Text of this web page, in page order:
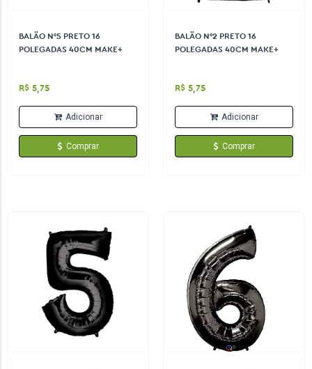
BALÃO N°5 PRETO 16
POLEGADAS 40CM MAKE+
R$ 5,75
Adicionar
Comprar
BALÃO N°2 PRETO 16
POLEGADAS 40CM MAKE+
R$ 5,75
Adicionar
Comprar